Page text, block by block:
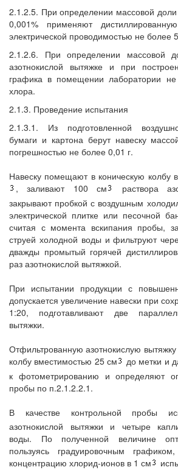
2.1.2.5. При определении массовой
0,001% применяют
электрической проводимостью не более
2.1.2.6. При определении массовой
азотнокислой вытяжке и при
графика в помещении лаборатории
хлора.
2.1.3. Проведение испытания
2.1.3.1. Из подготовленной
бумаги и картона берут навеску
погрешностью не более 0,01 г.
Навеску помещают в коническую колбу
, заливают 100 см
раствора
закрывают пробкой с воздушным
электрической плитке или песочной
считая с момента вскипания пробы,
струей холодной воды и фильтруют
дважды промытый горячей
раз азотнокислой вытяжкой.
При испытании продукции с
допускается увеличение навески при
1:20, подготавливают две
вытяжки.
Отфильтрованную азотнокислую
колбу вместимостью 25 см
до метки и
к фотометрированию и определяют
пробы по п.2.1.2.2.1.
В качестве контрольной пробы
азотнокислой вытяжки и четыре
воды. По полученной величине
пользуясь градуировочным
концентрацию хлорид-ионов в 1 см